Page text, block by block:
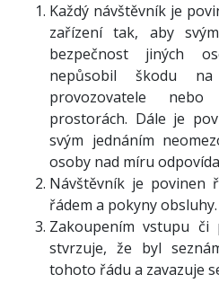
Každý návštěvník je
zařízení tak, aby
bezpečnost jiných
nepůsobil škodu
provozovatele
prostorách. Dále je
svým jednáním
osoby nad míru
Návštěvník je povinen
řádem a pokyny obsluhy.
Zakoupením vstupu či
stvrzuje, že byl
tohoto řádu a zavazuje